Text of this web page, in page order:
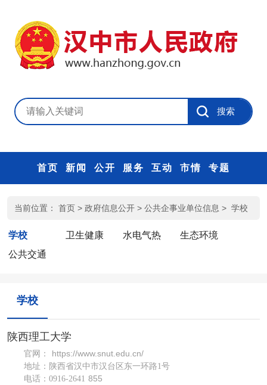
首页 新闻 公开 服务 互动 市情 专题
当前位置： 首页 > 政府信息公开 > 公共企事业单位信息 > 学校
学校 卫生健康 水电气热
生态环境
公共交通
学校
陕西理工大学
官网： https://www.snut.edu.cn/
地址：陕西省汉中市汉台区东一环路1号
电话： 0916-2641 855